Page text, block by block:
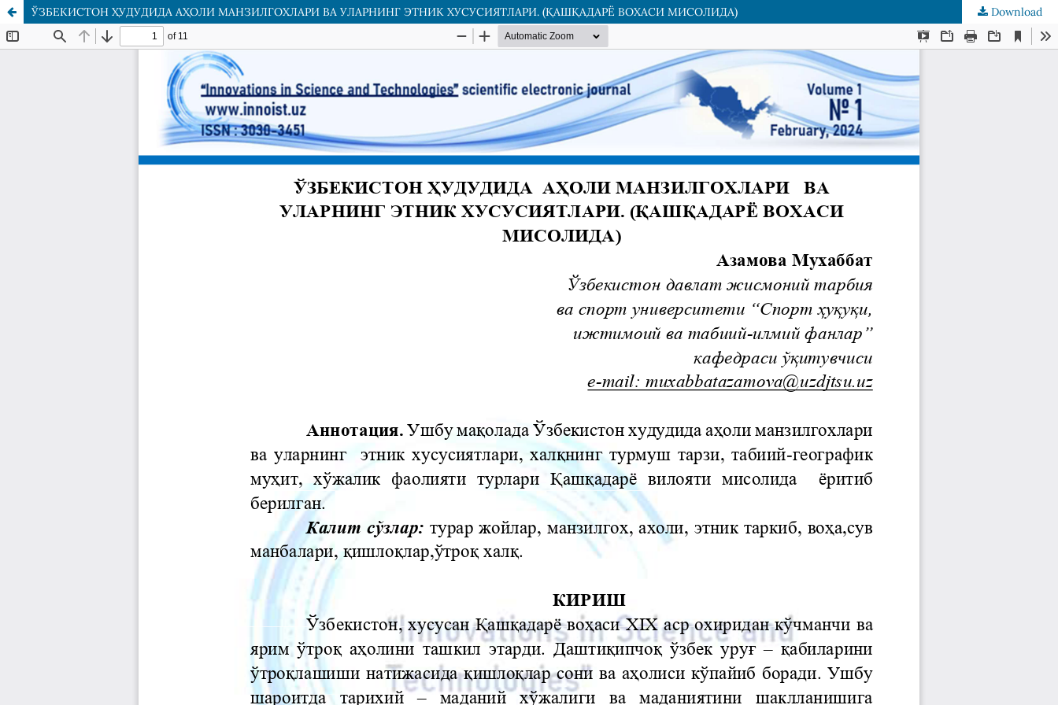
ЎЗБЕКИСТОН ҲУДУДИДА АҲОЛИ МАНЗИЛГОХЛАРИ ВА УЛАРНИНГ ЭТНИК ХУСУСИЯТЛАРИ. (ҚАШҚАДАРЁ ВОХАСИ МИСОЛИДА) Download